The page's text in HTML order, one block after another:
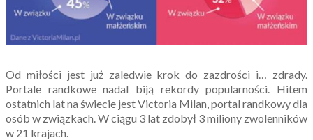
Od miłości jest już zaledwie krok do zazdrości i… zdrady.
Portale randkowe nadal biją rekordy popularności. Hitem
ostatnich lat na świecie jest Victoria Milan, portal randkowy dla
osób w związkach. W ciągu 3 lat zdobył 3 miliony zwolenników
w 21 krajach.